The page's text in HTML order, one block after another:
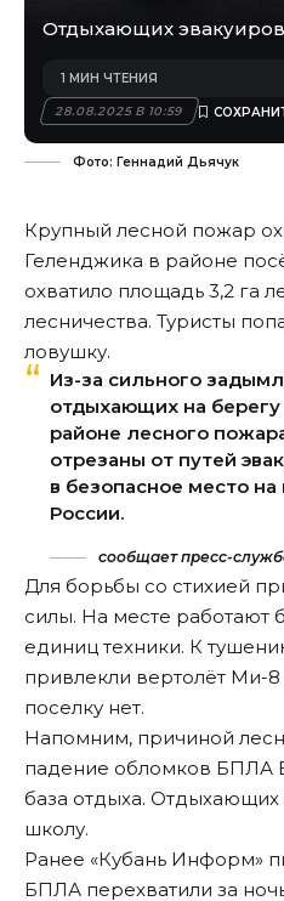
Отдыхающих
28.08.2025 В 10:59
1 МИН ЧТЕНИЯ
Фото: Геннадий Дьячук
Крупный лесной пожар
Геленджика в районе
охватило площадь 3,2 га
лесничества. Туристы
ловушку.
Из-за сильного
отдыхающих на
районе лесного
отрезаны от путей
в безопасное место
России.
сообщает пресс-
Для борьбы со стихией
силы. На месте работают
единиц техники. К
привлекли вертолёт Ми-
поселку нет.
Напомним, причиной
падение обломков БПЛА
база отдыха. Отдыхающих
школу.
Ранее «Кубань Информ»
БПЛА перехватили за